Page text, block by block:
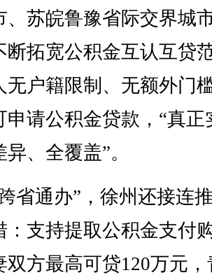
、苏皖鲁豫省际交界城
断拓宽公积金互认互贷
无户籍限制、无额外门
申请公积金贷款，“真正
、全覆盖”。
通办”，徐州还接连
：支持提取公积金支付
双方最高可贷120万元，